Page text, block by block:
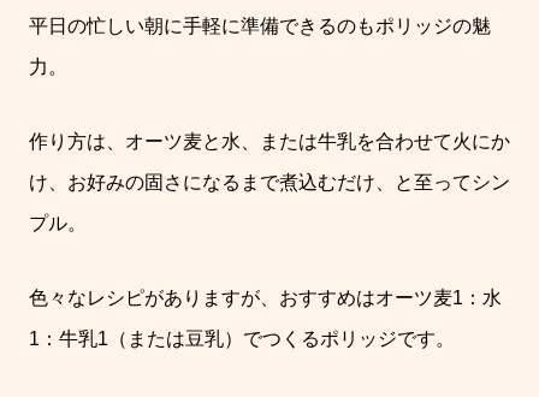
平日の忙しい朝に手軽に準備できるのもポリッジの魅
力。
作り方は、オーツ麦と水、または牛乳を合わせて火にか
け、お好みの固さになるまで煮込むだけ、と至ってシン
プル。
色々なレシピがありますが、おすすめはオーツ麦1 ：水
1 ：牛乳1 （または豆乳）でつくるポリッジです。